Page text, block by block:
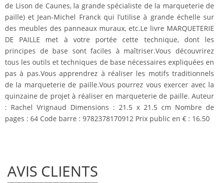
de Lison de Caunes, la grande spécialiste de la marqueterie de
paille) et Jean-Michel Franck qui l’utilise à grande échelle sur
des meubles des panneaux muraux, etc.Le livre MARQUETERIE
DE PAILLE met à votre portée cette technique, dont les
principes de base sont faciles à maîtriser.Vous découvrirez
tous les outils et techniques de base nécessaires expliquées en
pas à pas.Vous apprendrez à réaliser les motifs traditionnels
de la marqueterie de paille.Vous pourrez vous exercer avec la
quinzaine de projet à réaliser en marqueterie de paille. Auteur
: Rachel Vrignaud Dimensions : 21.5 x 21.5 cm Nombre de
pages : 64 Code barre : 9782378170912 Prix public en € : 16.50
AVIS CLIENTS